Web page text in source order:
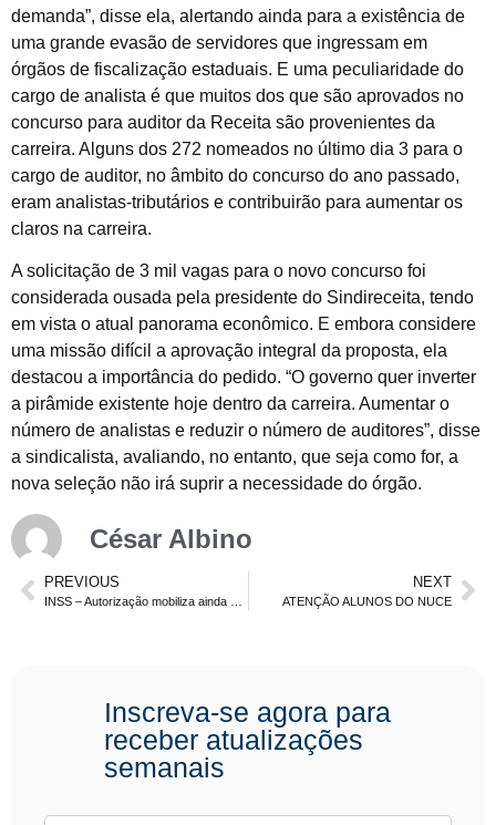
demanda”, disse ela, alertando ainda para a existência de
uma grande evasão de servidores que ingressam em
órgãos de fiscalização estaduais. E uma peculiaridade do
cargo de analista é que muitos dos que são aprovados no
concurso para auditor da Receita são provenientes da
carreira. Alguns dos 272 nomeados no último dia 3 para o
cargo de auditor, no âmbito do concurso do ano passado,
eram analistas-tributários e contribuirão para aumentar os
claros na carreira.
A solicitação de 3 mil vagas para o novo concurso foi
considerada ousada pela presidente do Sindireceita, tendo
em vista o atual panorama econômico. E embora considere
uma missão difícil a aprovação integral da proposta, ela
destacou a importância do pedido. “O governo quer inverter
a pirâmide existente hoje dentro da carreira. Aumentar o
número de analistas e reduzir o número de auditores”, disse
a sindicalista, avaliando, no entanto, que seja como for, a
nova seleção não irá suprir a necessidade do órgão.
César Albino
PREVIOUS NEXT
ATENÇÃO ALUNOS DO NUCE
Inscreva-se agora para
receber atualizações
semanais